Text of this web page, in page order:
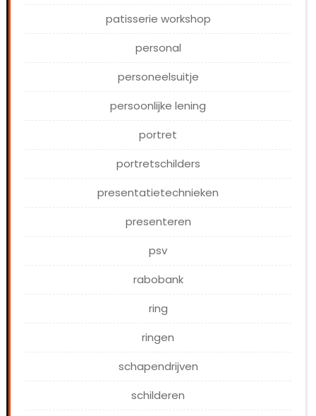
patisserie workshop
personal
personeelsuitje
persoonlijke lening
portret
portretschilders
presentatietechnieken
presenteren
psv
rabobank
ring
ringen
schapendrijven
schilderen